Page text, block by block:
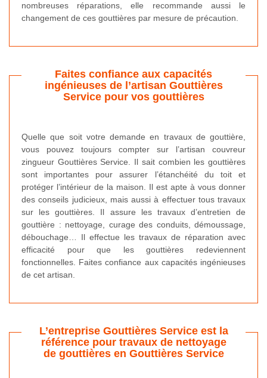
nombreuses réparations, elle recommande aussi le
changement de ces gouttières par mesure de précaution.
Faites confiance aux capacités
ingénieuses de l’artisan Gouttières
Service pour vos gouttières
Quelle que soit votre demande en travaux de gouttière,
vous pouvez toujours compter sur l’artisan couvreur
zingueur Gouttières Service. Il sait combien les gouttières
sont importantes pour assurer l’étanchéité du toit et
protéger l’intérieur de la maison. Il est apte à vous donner
des conseils judicieux, mais aussi à effectuer tous travaux
sur les gouttières. Il assure les travaux d’entretien de
gouttière : nettoyage, curage des conduits, démoussage,
débouchage… Il effectue les travaux de réparation avec
efficacité pour que les gouttières redeviennent
fonctionnelles. Faites confiance aux capacités ingénieuses
de cet artisan.
L’entreprise Gouttières Service est la
référence pour travaux de nettoyage
de gouttières en Gouttières Service